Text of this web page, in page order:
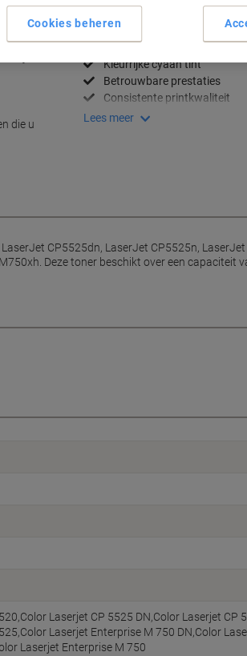
die u
Belangrijkste specificaties
Kleurrijke cyaan tint
Betrouwbare prestaties
Consistente printkwaliteit
Lees meer
CP5525dn, LaserJet CP5525n,
Deze toner beschikt over een capaciteit
Laserjet CP 5525 DN,Color Laserjet CP
Laserjet Enterprise M 750 DN,Color
Laserjet Enterprise M 750
Cookies beheren